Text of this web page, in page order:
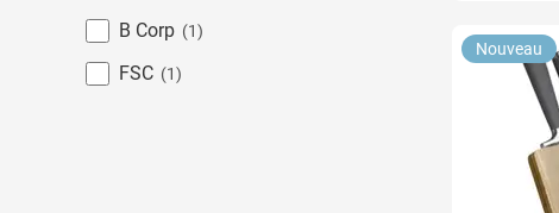
B Corp (1)
FSC (1)
Nouveau